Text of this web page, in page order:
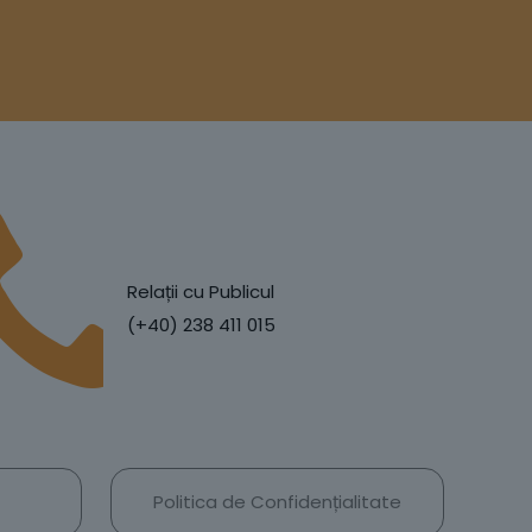
Relații cu Publicul
(+40) 238 411 015
Politica de Confidențialitate